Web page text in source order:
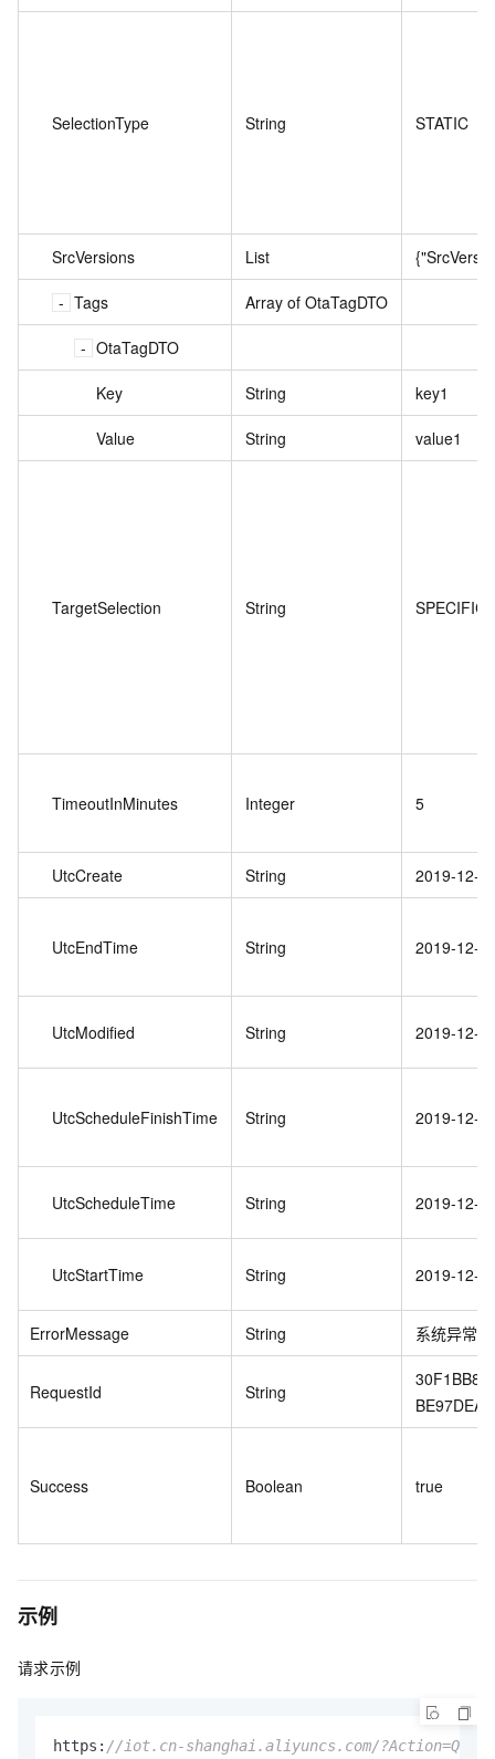
SelectionType String STATIC
SrcVersions List
Tags Array of OtaTagDTO
OtaTagDTO
Key String key1
Value String value1
TargetSelection String SPECIFIC
TimeoutInMinutes Integer 5
UtcCreate String 2019-12-
UtcEndTime String 2019-12-
UtcModified String 2019-12-
UtcScheduleFinishTime String 2019-12-
UtcScheduleTime String 2019-12-
UtcStartTime String 2019-12-
ErrorMessage String 系统异常
RequestId String
Success Boolean true
示例
请求示例
https: //iot.cn-shanghai.aliyuncs.com/